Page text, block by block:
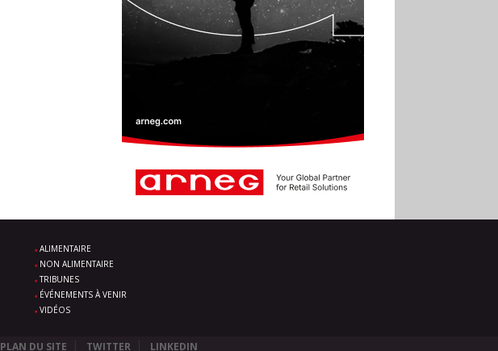
ALIMENTAIRE
NON ALIMENTAIRE
TRIBUNES
ÉVÉNEMENTS À VENIR
VIDÉOS
PLAN DU SITE TWITTER LINKEDIN